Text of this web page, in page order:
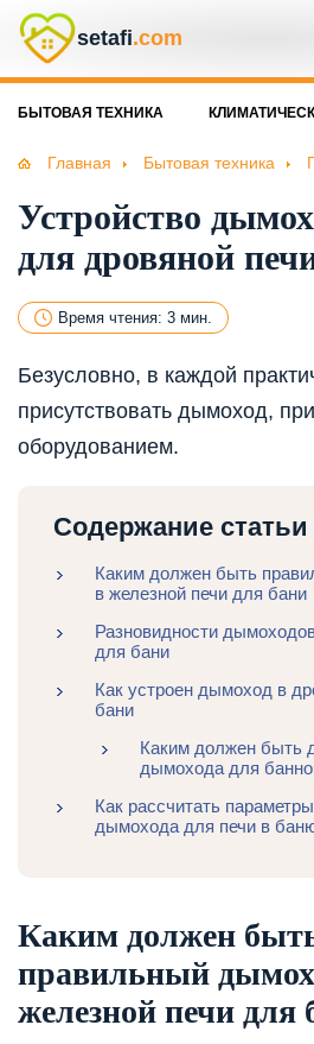
setafi.com
БЫТОВАЯ ТЕХНИКА
Главная Бытовая техника
Устройство
для дровяной
Время чтения: 3 мин.
Безусловно, в каждой
присутствовать дымоход,
оборудованием.
Содержание статьи
Каким должен быть
в железной печи для бани
Разновидности
для бани
Как устроен дымоход в
бани
Каким должен быть
дымохода для
Как рассчитать
дымохода для печи в
Каким должен
правильный
железной печи для